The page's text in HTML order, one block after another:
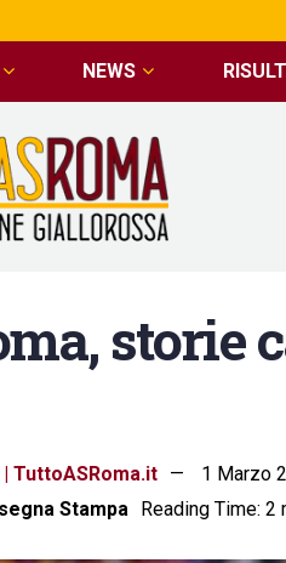
NEWS
storie
TuttoASRoma.it
1 Marzo
Stampa Reading Time: 2